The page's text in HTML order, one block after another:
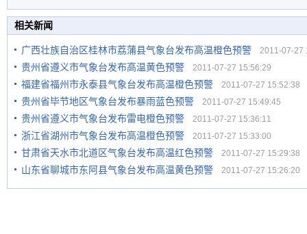
相关新闻
广西壮族自治区桂林市荔蒲县气象台发布高温橙色预警 2011-07-27
贵州省遵义市气象台发布高温黄色预警 2011-07-27 15:56:29
福建省福州市永泰县气象台发布高温橙色预警 2011-07-27 15:52:38
贵州省毕节地区气象台发布暴雨蓝色预警 2011-07-27 15:49:45
贵州省遵义市气象台发布雷电橙色预警 2011-07-27 15:36:11
浙江省湖州市气象台发布高温橙色预警 2011-07-27 15:33:00
甘肃省天水市北道区气象台发布高温红色预警 2011-07-27 15:29:38
山东省聊城市东阿县气象台发布高温黄色预警 2011-07-27 15:26:20